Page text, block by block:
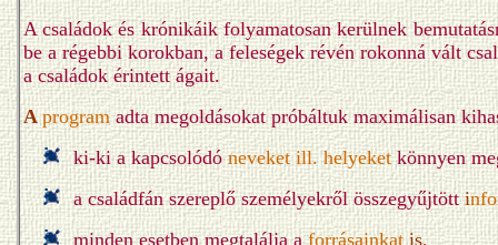
A családok és krónikáik folyamatosan kerülnek
be a régebbi korokban, a feleségek révén rokonná vált
acsaládok érintett ágait.
Aprogram adta megoldásokat próbáltuk maximálisan
ki-ki a kapcsolódó neveketill.helyeket könnyen
acsaládfán szereplő személyekről összegyűjtött i
minden esetben megtalálja a forrásainkat is,